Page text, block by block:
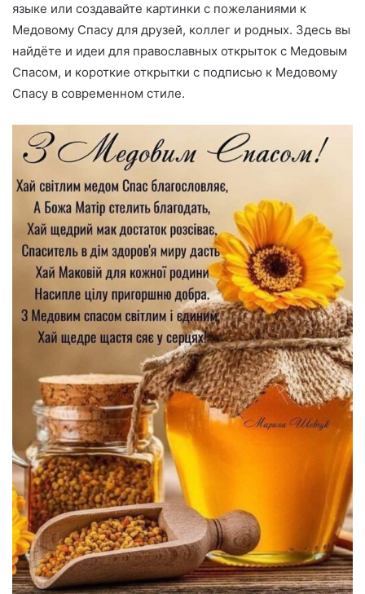
языке или создавайте картинки с пожеланиями к
Медовому Спасу для друзей, коллег и родных. Здесь вы
найдёте и идеи для православных открыток с Медовым
Спасом, и короткие открытки с подписью к Медовому
Спасу в современном стиле.